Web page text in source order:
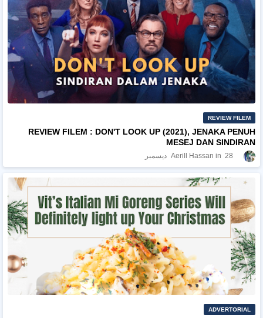
REVIEW FILEM
REVIEW FILEM : DON'T LOOK UP (2021), JENAKA PENUH
MESEJ DAN SINDIRAN
Aerill Hassan 28 ديسمبر
ADVERTORIAL